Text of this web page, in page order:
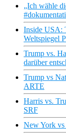
„Ich wähle
Inside USA:
Weltspiegel
Trump vs.
darüber
Trump vs
ARTE
Harris vs.
SRF
New York